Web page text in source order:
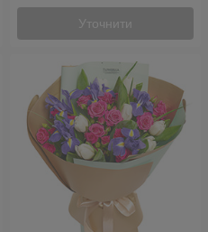
Уточнити